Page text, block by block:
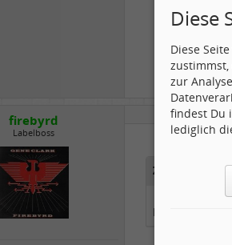
firebyrd
Labelboss
Zitat
Funk, Soul, Jazz?
Diese
Diese
zur
findest Du
lediglich